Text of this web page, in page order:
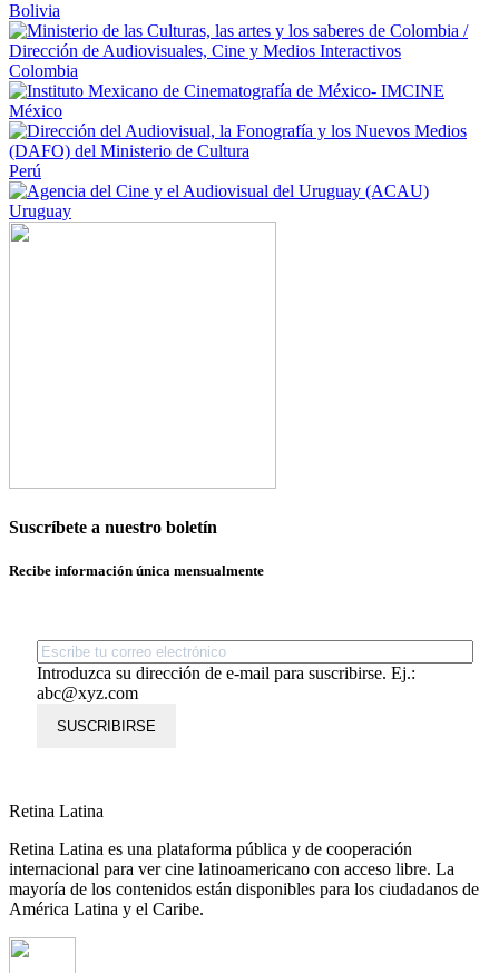
Bolivia
Colombia
México
Perú
Uruguay
Suscríbete a nuestro boletín
Recibe información única mensualmente
Introduzca su dirección de e-mail para suscribirse. Ej.:
abc@xyz.com
SUSCRIBIRSE
Retina Latina
Retina Latina es una plataforma pública y de cooperación
internacional para ver cine latinoamericano con acceso libre. La
mayoría de los contenidos están disponibles para los ciudadanos de
América Latina y el Caribe.